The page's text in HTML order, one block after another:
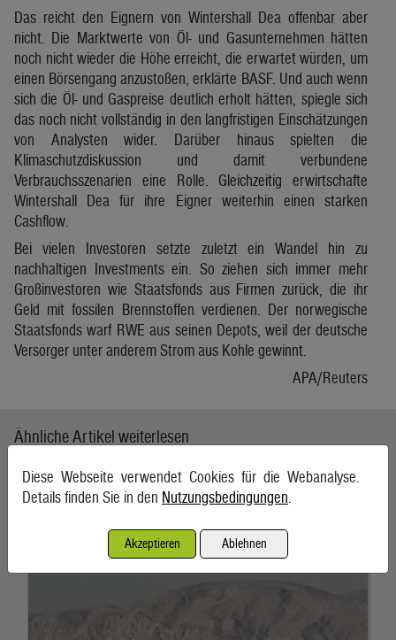
Das reicht den Eignern von Wintershall Dea offenbar aber
nicht. Die Marktwerte von Öl- und Gasunternehmen hätten
noch nicht wieder die Höhe erreicht, die erwartet würden, um
einen Börsengang anzustoßen, erklärte BASF. Und auch wenn
sich die Öl- und Gaspreise deutlich erholt hätten, spiegle sich
das noch nicht vollständig in den langfristigen Einschätzungen
von Analysten wider. Darüber hinaus spielten die
Klimaschutzdiskussion und damit verbundene
Verbrauchsszenarien eine Rolle. Gleichzeitig erwirtschafte
Wintershall Dea für ihre Eigner weiterhin einen starken
Cashflow.
Bei vielen Investoren setzte zuletzt ein Wandel hin zu
nachhaltigen Investments ein. So ziehen sich immer mehr
Großinvestoren wie Staatsfonds aus Firmen zurück, die ihr
Geld mit fossilen Brennstoffen verdienen. Der norwegische
Staatsfonds warf RWE aus seinen Depots, weil der deutsche
Versorger unter anderem Strom aus Kohle gewinnt.
APA/Reuters
Ähnliche Artikel weiterlesen
Schifffahrt in Straße von Hormuz weiterhin massiv gestört
7. August 2026, Teheran
Diese Webseite verwendet Cookies für die Webanalyse.
Details finden Sie in den Nutzungsbedingungen.
Akzeptieren Ablehnen